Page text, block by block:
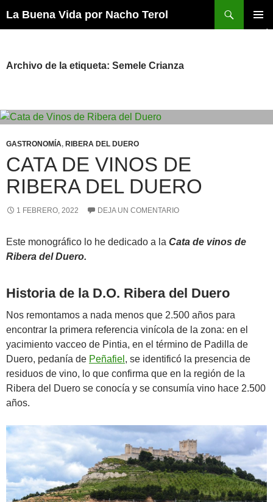
al
La Buena Vida por Nacho Terol
Archivo de la etiqueta: Semele Crianza
GASTRONOMÍA, RIBERA DEL DUERO
CATA DE VINOS DE
RIBERA DEL DUERO
1 FEBRERO, 2022 DEJA UN COMENTARIO
Este monográfico lo he dedicado a la Cata de vinos de
Ribera del Duero.
Historia de la D.O. Ribera del Duero
Nos remontamos a nada menos que 2.500 años para
encontrar la primera referencia vinícola de la zona: en el
yacimiento vacceo de Pintia, en el término de Padilla de
Duero, pedanía de Peñafiel , se identificó la presencia de
residuos de vino, lo que confirma que en la región de la
Ribera del Duero se conocía y se consumía vino hace 2.500
años.